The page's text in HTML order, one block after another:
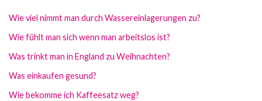
Wie viel nimmt man durch Wassereinlagerungen zu?
Wie fühlt man sich wenn man arbeitslos ist?
Was trinkt man in England zu Weihnachten?
Was einkaufen gesund?
Wie bekomme ich Kaffeesatz weg?